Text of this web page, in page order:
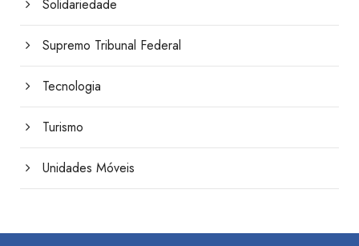
Solidariedade
Supremo Tribunal Federal
Tecnologia
Turismo
Unidades Móveis